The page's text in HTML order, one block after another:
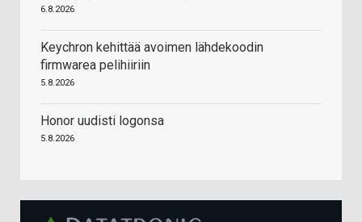
6.8.2026
Keychron kehittää avoimen lähdekoodin
firmwarea pelihiiriin
5.8.2026
Honor uudisti logonsa
5.8.2026